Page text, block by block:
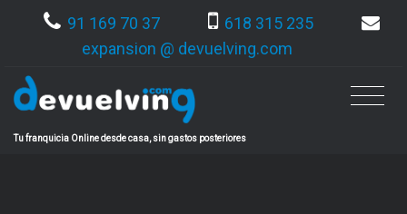
91 169 70 37
618 315 235
expansion @ devuelving.com
Tu franquicia Online desde casa, sin gastos posteriores